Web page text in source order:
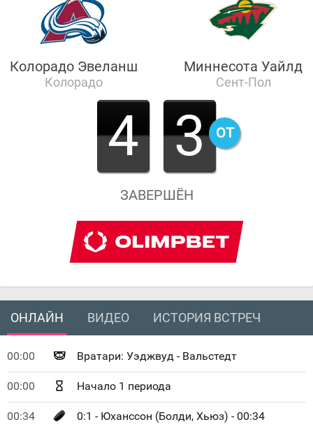
Колорадо Эвеланш
Колорадо
4 3 ОТ
ЗАВЕРШЁН
Миннесота Уайлд
Сент-Пол
ОНЛАЙН ВИДЕО ИСТОРИЯ ВСТРЕЧ
00:00 Вратари: Уэджвуд - Вальстедт
00:00 Начало 1 периода
00:34 0:1 - Юханссон (Болди, Хьюз) - 00:34